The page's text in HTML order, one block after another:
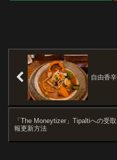
自由香
「The Moneytizer」Tipaltiへの受
報更新方法